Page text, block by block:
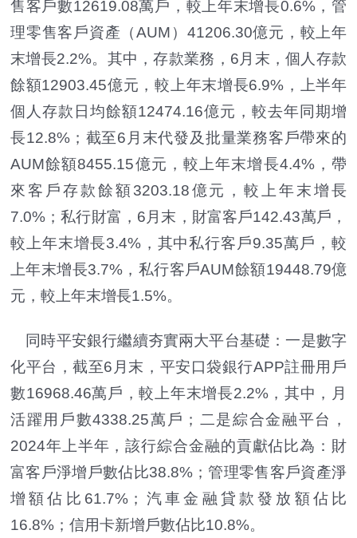
售客戶數12619.08萬戶，較上年末增長0.6%，管
理零售客戶資產（AUM）41206.30億元，較上年
末增長2.2%。其中，存款業務，6月末，個人存款
餘額12903.45億元，較上年末增長6.9%，上半年
個人存款日均餘額12474.16億元，較去年同期增
長12.8%；截至6月末代發及批量業務客戶帶來的
AUM餘額8455.15億元，較上年末增長4.4%，帶
來客戶存款餘額3203.18億元，較上年末增長
7.0%；私行財富，6月末，財富客戶142.43萬戶，
較上年末增長3.4%，其中私行客戶9.35萬戶，較
上年末增長3.7%，私行客戶AUM餘額19448.79億
元，較上年末增長1.5%。
同時平安銀行繼續夯實兩大平台基礎：一是數字
化平台，截至6月末，平安口袋銀行APP註冊用戶
數16968.46萬戶，較上年末增長2.2%，其中，月
活躍用戶數4338.25萬戶；二是綜合金融平台，
2024年上半年，該行綜合金融的貢獻佔比為：財
富客戶淨增戶數佔比38.8%；管理零售客戶資產淨
增額佔比61.7%；汽車金融貸款發放額佔比
16.8%；信用卡新增戶數佔比10.8%。